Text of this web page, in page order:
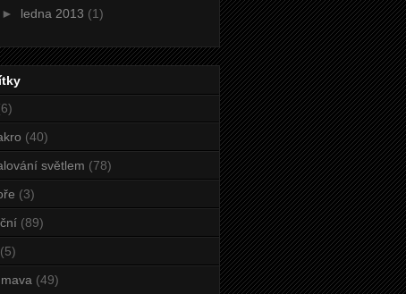
► ledna 2013 (1)
(40)
světlem (78)
(3)
(89)
(5)
(49)